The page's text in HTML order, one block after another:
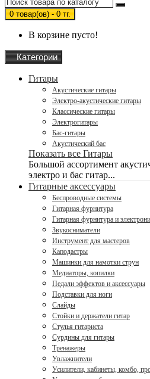
0 товар(ов) - 0 тг.
В корзине пусто!
Категории
Гитары
Акустические гитары
Электро-акустические гитары
Классические гитары
Электрогитары
Бас-гитары
Акустический бас
Показать все Гитары
Большой ассортимент
электро и бас гитар...
Гитарные аксессуары
Беспроводные системы
Гитарная фурнитура
Гитарная фурнитура и
Звукосниматели
Инструмент для мастеров
Каподастры
Машинки для намотки струн
Медиаторы, копилки
Педали эффектов и аксессуары
Подставки для ноги
Слайды
Стойки и держатели гитар
Стулья гитариста
Сурдины для гитары
Тренажеры
Увлажнители
Усилители, кабинеты, комбо,